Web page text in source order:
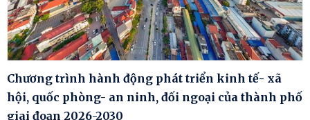
Chương trình hành động phát triển kinh tế- xã
hội, quốc phòng- an ninh, đối ngoại của thành phố
giai đoạn 2026-2030